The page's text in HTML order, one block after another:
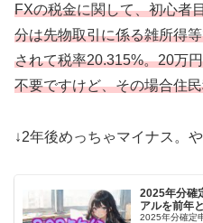
FXの税金に関して、初心者
分は先物取引に係る雑所得
されて税率20.315%。20万
不要ですけど、その場合住
↓2年後めっちゃマイナス。
2025年分確
アルを前年
2025年分確定